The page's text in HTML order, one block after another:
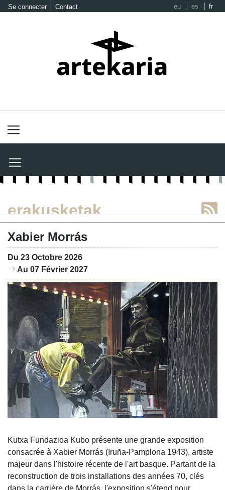
Se connecter Contact eu es fr
erakusketak
Xabier Morrás
Du 23 Octobre 2026
Au 07 Février 2027
Kutxa Fundazioa Kubo présente une grande exposition
consacrée à Xabier Morrás (Iruña-Pamplona 1943), artiste
majeur dans l'histoire récente de l'art basque. Partant de la
reconstruction de trois installations des années 70, clés
dans la carrière de Morrás, l'exposition s'étend pour